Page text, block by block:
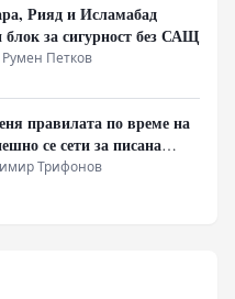
Рияд и Исламабад
блок за сигурност без САЩ
Петков
правилата по време на
се сети за писана
Трифонов